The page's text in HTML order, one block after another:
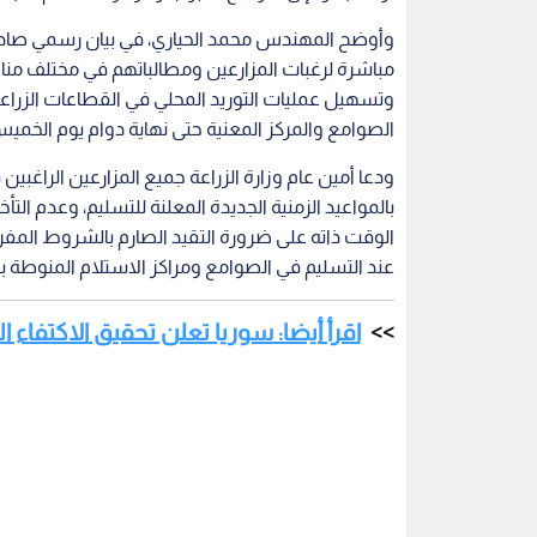
وأوضح المهندس محمد الحياري، في بيان رسمي صادر
مباشرة لرغبات المزارعين ومطالباتهم في مختلف
وتسهيل عمليات التوريد المحلي في القطاعات
الصوامع والمركز المعنية حتى نهاية دوام يوم
ودعا أمين عام وزارة الزراعة جميع المزارعين
بالمواعيد الزمنية الجديدة المعلنة للتسليم، وعدم
الوقت ذاته على ضرورة التقيد الصارم بالشروط
عند التسليم في الصوامع ومراكز الاستلام المنوطة
اقرأ أيضا: سوريا تعلن تحقيق الاكتفاء الذاتي